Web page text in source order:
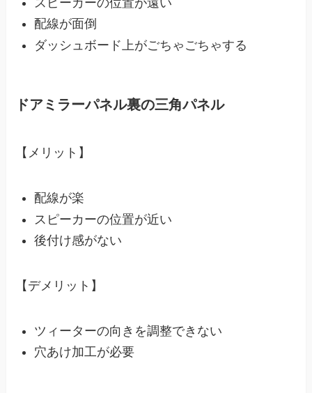
配線が面倒
ダッシュボード上がごちゃごちゃする
ドアミラーパネル裏の三角パネル
【メリット】
配線が楽
スピーカーの位置が近い
後付け感がない
【デメリット】
ツィーターの向きを調整できない
穴あけ加工が必要